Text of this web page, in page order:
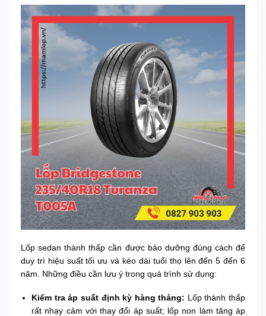
Lốp sedan thành thấp cần được bảo dưỡng đúng cách để
duy trì hiệu suất tối ưu và kéo dài tuổi thọ lên đến 5 đến 6
năm. Những điều cần lưu ý trong quá trình sử dụng:
Kiểm tra áp suất định kỳ hàng tháng: Lốp thành thấp
rất nhạy cảm với thay đổi áp suất; lốp non làm tăng áp